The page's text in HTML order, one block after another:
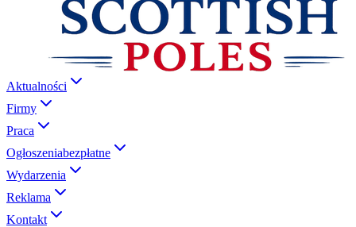
Aktualności
Firmy
Praca
Ogłoszeniabezpłatne
Wydarzenia
Reklama
Kontakt